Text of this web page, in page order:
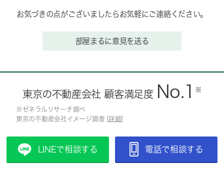
お気づきの点がございましたらお気軽にご連絡ください。
部屋まるに意見を送る
東京の不動産会社 顧客満足度 No.1 ※
※ゼネラルリサーチ調べ
東京の不動産会社イメージ調査 [ 詳細
LINEで相談する 電話で相談する